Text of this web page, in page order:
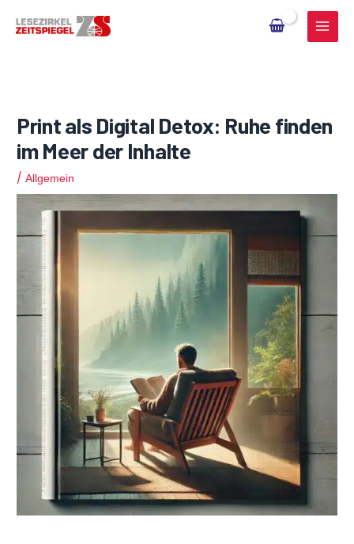
Inhalt
Print als Digital Detox: Ruhe finden
im Meer der Inhalte
/Allgemein